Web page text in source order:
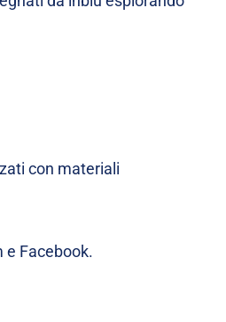
con materiali
e Facebook.